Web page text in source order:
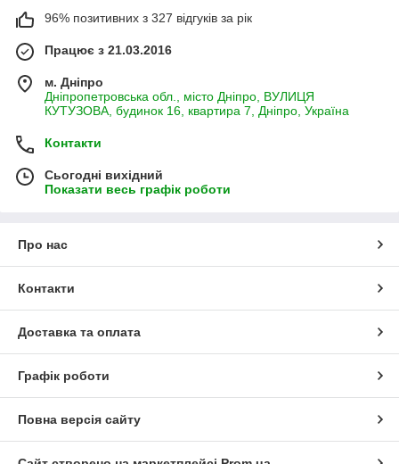
96% позитивних з 327 відгуків за рік
Працює з 21.03.2016
м. Дніпро
Дніпропетровська обл., місто Дніпро, ВУЛИЦЯ
КУТУЗОВА, будинок 16, квартира 7, Дніпро, Україна
Контакти
Сьогодні вихідний
Показати весь графік роботи
Про нас
Контакти
Доставка та оплата
Графік роботи
Повна версія сайту